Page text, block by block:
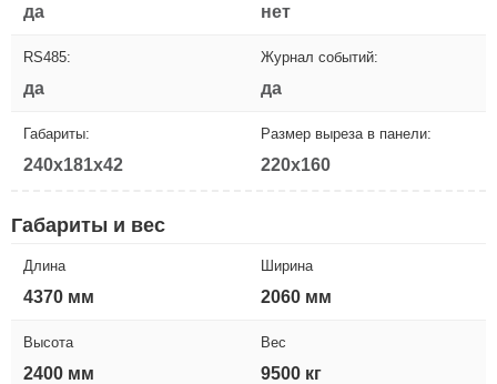
да нет
RS485:
да
Журнал событий:
да
Габариты:
240x181x42
Размер выреза в панели:
220x160
Габариты и вес
Длина
4370 мм
Ширина
2060 мм
Высота
2400 мм
Вес
9500 кг